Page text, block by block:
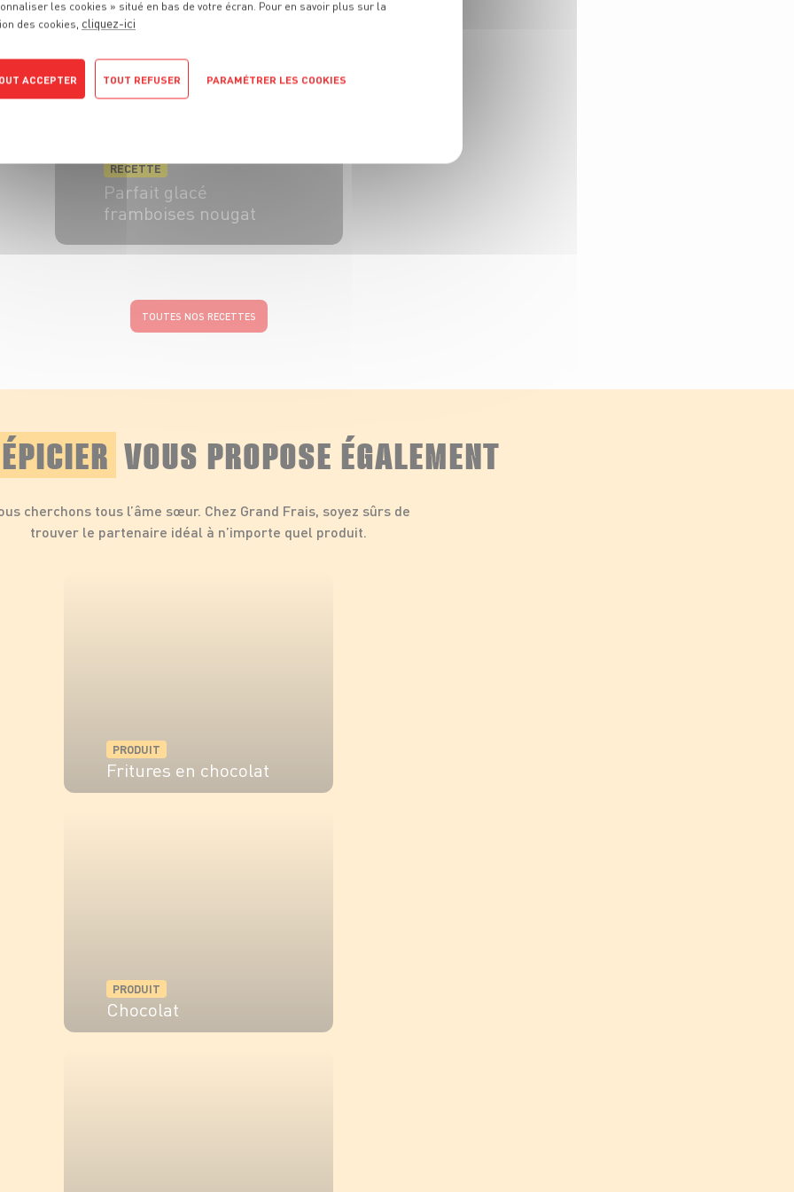
RECETTE
Parfait glacé
framboises nougat
TOUTES NOS RECETTES
VOUS PROPOSE ÉGALEMENT
cherchons tous l’âme sœur. Chez Grand Frais, soyez sûrs de
trouver le partenaire idéal à n’importe quel produit.
PRODUIT
Fritures en chocolat
PRODUIT
Chocolat
les cookies » situé en bas de votre écran. Pour en savoir plus sur la
des cookies, cliquez-ici
ACCEPTER TOUT REFUSER PARAMÉTRER LES COOKIES